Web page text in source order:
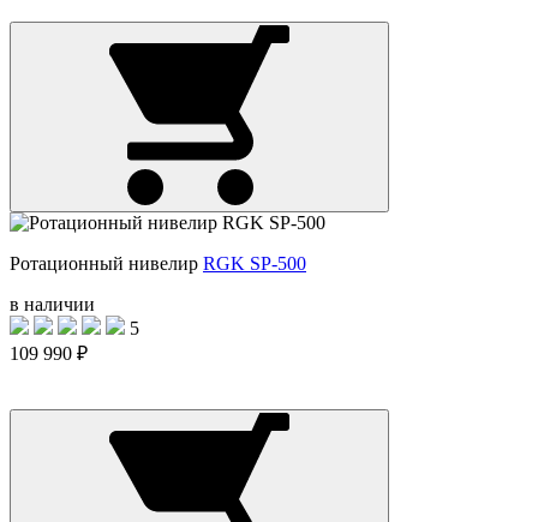
Ротационный нивелир RGK SP-500
в наличии
5
109 990 ₽